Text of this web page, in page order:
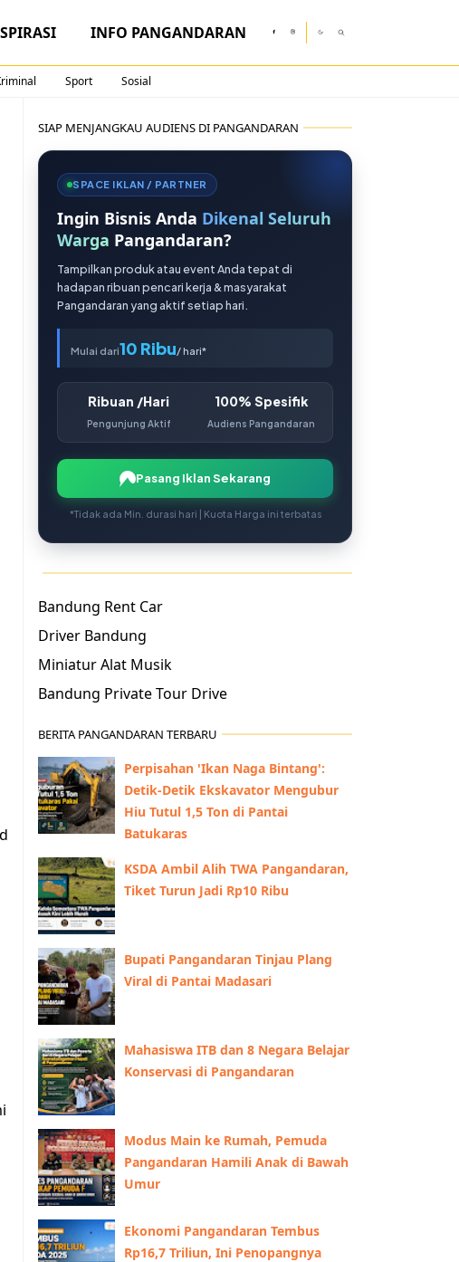
INFO PANGANDARAN
Sport Sosial
SIAP MENJANGKAU AUDIENS DI PANGANDARAN
SPACE IKLAN / PARTNER
Ingin Bisnis Anda Dikenal Seluruh
Warga Pangandaran?
Tampilkan produk atau event Anda tepat di
hadapan ribuan pencari kerja & masyarakat
Pangandaran yang aktif setiap hari.
Mulai dari10 Ribu/ hari*
Ribuan /Hari
Pengunjung Aktif
100% Spesifik
Audiens Pangandaran
Pasang Iklan Sekarang
*Tidak ada Min. durasi hari | Kuota Harga ini terbatas
Bandung Rent Car
Driver Bandung
Miniatur Alat Musik
Bandung Private Tour Drive
BERITA PANGANDARAN TERBARU
Perpisahan 'Ikan Naga Bintang':
Detik-Detik Ekskavator Mengubur
Hiu Tutul 1,5 Ton di Pantai
Batukaras
KSDA Ambil Alih TWA Pangandaran,
Tiket Turun Jadi Rp10 Ribu
Bupati Pangandaran Tinjau Plang
Viral di Pantai Madasari
Mahasiswa ITB dan 8 Negara Belajar
Konservasi di Pangandaran
Modus Main ke Rumah, Pemuda
Pangandaran Hamili Anak di Bawah
Umur
Ekonomi Pangandaran Tembus
Rp16,7 Triliun, Ini Penopangnya